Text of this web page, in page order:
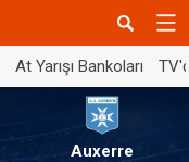
At Yarışı Bankoları
Auxerre